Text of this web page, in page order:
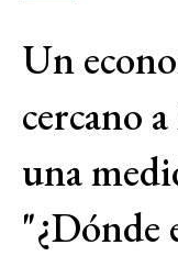
Un
cercano
una
"¿Dónde